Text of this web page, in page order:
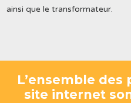
ainsi que le transformateur.
L’ensemble
site internet